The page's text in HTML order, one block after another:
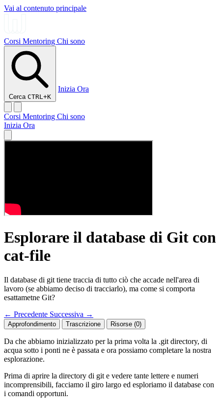
Vai al contenuto principale
Corsi Mentoring Chi sono
Cerca CTRL+K
Inizia Ora
Corsi Mentoring Chi sono
Inizia Ora
Esplorare il database di Git con
cat-file
Il database di git tiene traccia di tutto ciò che accade nell'area di
lavoro (se abbiamo deciso di tracciarlo), ma come si comporta
esattametne Git?
← Precedente Successiva →
Approfondimento Trascrizione Risorse (0)
Da che abbiamo inizializzato per la prima volta la .git directory, di
acqua sotto i ponti ne è passata e ora possiamo completare la nostra
esplorazione.
Prima di aprire la directory di git e vedere tante lettere e numeri
incomprensibili, facciamo il giro largo ed esploriamo il database con
i comandi opportuni.